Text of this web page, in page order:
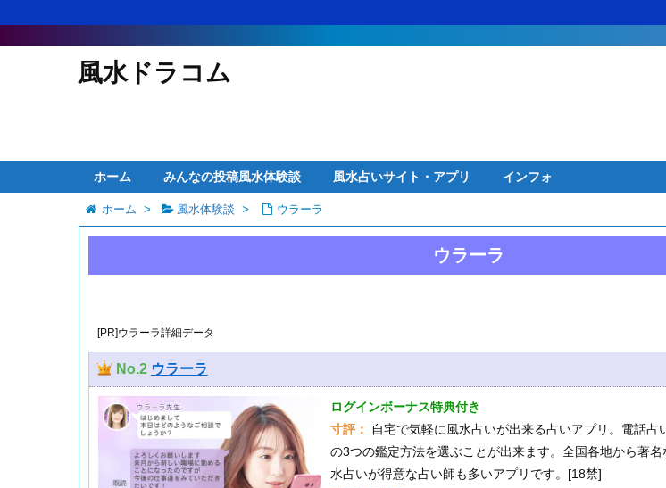
運が開
風水ドラコム
ホーム みんなの投稿風水体験談 風水占いサイト・アプリ インフォ
ホーム > 風水体験談 > ウラーラ
ウラーラ
[PR]ウラーラ詳細データ
No.2 ウラーラ
ログインボーナス特典付き
寸評：
自宅で気軽に風水占いが出来る占いアプリ。電話占
の3つの鑑定方法を選ぶことが出来ます。全国各地から著
水占いが得意な占い師も多いアプリです。[18禁]